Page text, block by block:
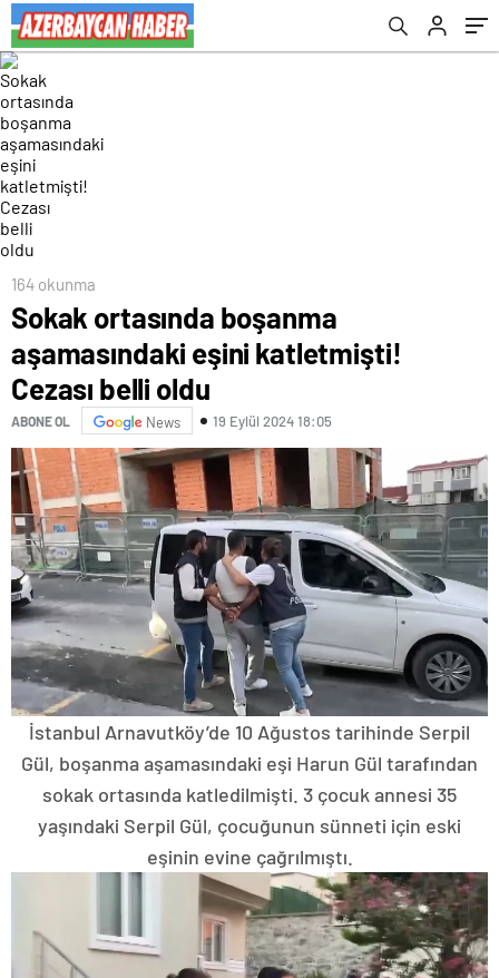
164 okunma
Sokak ortasında boşanma
aşamasındaki eşini katletmişti!
Cezası belli oldu
ABONE OL News 19 Eylül 2024 18:05
İstanbul Arnavutköy’de 10 Ağustos tarihinde Serpil
Gül, boşanma aşamasındaki eşi Harun Gül tarafından
sokak ortasında katledilmişti. 3 çocuk annesi 35
yaşındaki Serpil Gül, çocuğunun sünneti için eski
eşinin evine çağrılmıştı.